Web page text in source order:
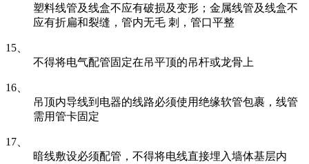
塑料线管及线盒不应有破损及变形；金属线管及线盒不
应有折扁和裂缝，管内无毛 刺，管口平整
15、
不得将电气配管固定在吊平顶的吊杆或龙骨上
16、
吊顶内导线到电器的线路必须使用绝缘软管包裹，线管
需用管卡固定
17、
暗线敷设必须配管，不得将电线直接埋入墙体基层内